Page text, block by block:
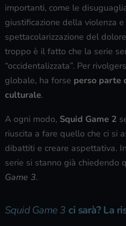
importanti, come le
giustificazione della violenza
spettacolarizzazione del
troppo è il fatto che la serie
“occidentalizzata”. Per
globale, ha forse perso parte
culturale.
A ogni modo, Squid Game 2
riuscita a fare quello che ci si
dibattiti e creare aspettativa.
serie si stanno già chiedendo
Game 3.
Squid Game 3 ci sarà? La